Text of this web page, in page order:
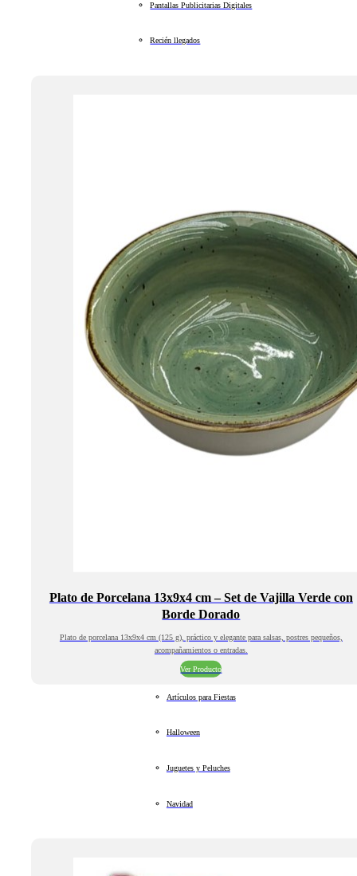
Pantallas Publicitarias Digitales
Recién llegados
Plato de Porcelana 13x9x4 cm – Set de Vajilla Verde con
Borde Dorado
Plato de porcelana 13x9x4 cm (125 g), práctico y elegante para salsas, postres pequeños,
acompañamientos o entradas.
Ver Producto
Artículos para Fiestas
Halloween
Juguetes y Peluches
Navidad